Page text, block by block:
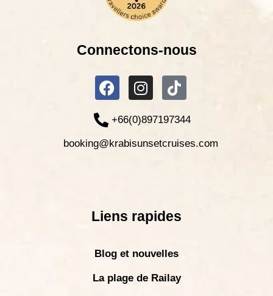
Connectons-nous
+66(0)897197344
booking@krabisunsetcruises.com
Liens rapides
Blog et nouvelles
La plage de Railay